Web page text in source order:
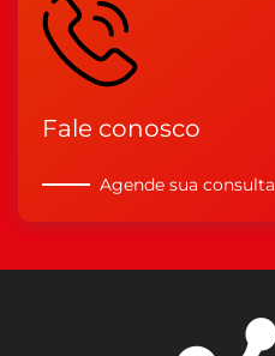
Fale conosco
Agende sua consulta